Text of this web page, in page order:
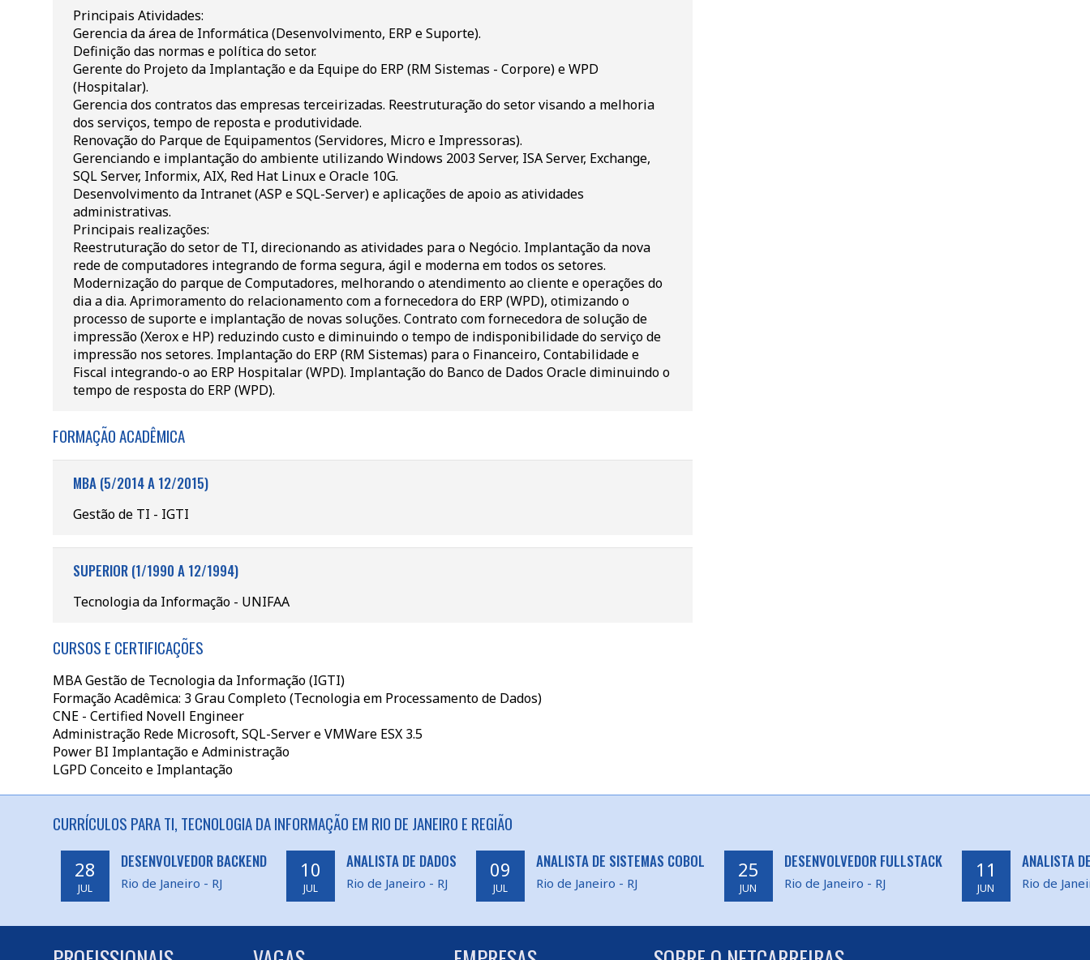
Principais Atividades:
Gerencia da área de Informática (Desenvolvimento, ERP e Suporte).
Definição das normas e política do setor.
Gerente do Projeto da Implantação e da Equipe do ERP (RM Sistemas - Corpore) e WPD
(Hospitalar).
Gerencia dos contratos das empresas terceirizadas. Reestruturação do setor visando a melhoria
dos serviços, tempo de reposta e produtividade.
Renovação do Parque de Equipamentos (Servidores, Micro e Impressoras).
Gerenciando e implantação do ambiente utilizando Windows 2003 Server, ISA Server, Exchange,
SQL Server, Informix, AIX, Red Hat Linux e Oracle 10G.
Desenvolvimento da Intranet (ASP e SQL-Server) e aplicações de apoio as atividades
administrativas.
Principais realizações:
Reestruturação do setor de TI, direcionando as atividades para o Negócio. Implantação da nova
rede de computadores integrando de forma segura, ágil e moderna em todos os setores.
Modernização do parque de Computadores, melhorando o atendimento ao cliente e operações do
dia a dia. Aprimoramento do relacionamento com a fornecedora do ERP (WPD), otimizando o
processo de suporte e implantação de novas soluções. Contrato com fornecedora de solução de
impressão (Xerox e HP) reduzindo custo e diminuindo o tempo de indisponibilidade do serviço de
impressão nos setores. Implantação do ERP (RM Sistemas) para o Financeiro, Contabilidade e
Fiscal integrando-o ao ERP Hospitalar (WPD). Implantação do Banco de Dados Oracle diminuindo o
tempo de resposta do ERP (WPD).
FORMAÇÃO ACADÊMICA
MBA (5/2014 A 12/2015)
Gestão de TI - IGTI
SUPERIOR (1/1990 A 12/1994)
Tecnologia da Informação - UNIFAA
CURSOS E CERTIFICAÇÕES
MBA Gestão de Tecnologia da Informação (IGTI)
Formação Acadêmica: 3 Grau Completo (Tecnologia em Processamento de Dados)
CNE - Certified Novell Engineer
Administração Rede Microsoft, SQL-Server e VMWare ESX 3.5
Power BI Implantação e Administração
LGPD Conceito e Implantação
CURRÍCULOS PARA TI, TECNOLOGIA DA INFORMAÇÃO EM RIO DE JANEIRO E REGIÃO
28
JUL
DESENVOLVEDOR BACKEND
Rio de Janeiro - RJ
10
JUL
ANALISTA DE DADOS
Rio de Janeiro - RJ
09
JUL
ANALISTA DE SISTEMAS COBOL
Rio de Janeiro - RJ
25
JUN
DESENVOLVEDOR FULLSTACK
Rio de Janeiro - RJ
11
JUN
ANALISTA
Rio de